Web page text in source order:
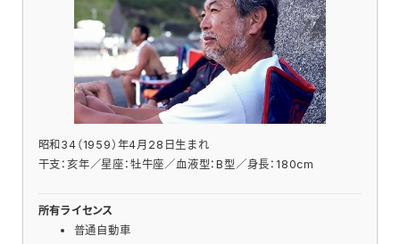
昭和34（1959）年4月28日生まれ
干支：亥年／星座：牡牛座／血液型：B型／身長：180cm
所有ライセンス
普通自動車